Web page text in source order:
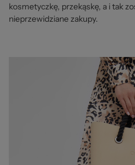
kosmetyczkę, przekąskę, a i tak
nieprzewidziane zakupy.